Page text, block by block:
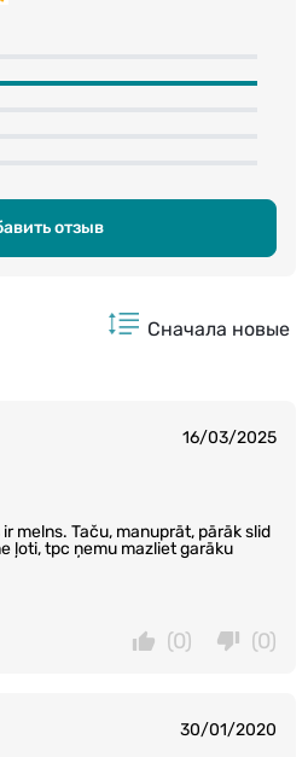
отзыв
Сначала новые
16/03/2025
melns. Taču, manuprāt, pārāk slid
ļoti, tpc ņemu mazliet garāku
(0)
(0)
30/01/2020